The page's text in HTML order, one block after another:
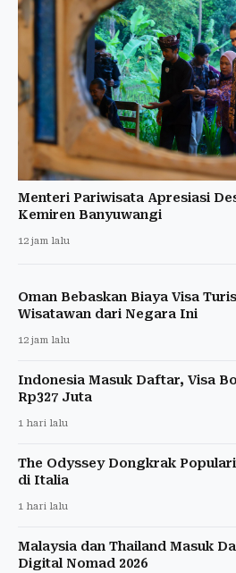
Menteri Pariwisata Apresiasi
Kemiren Banyuwangi
12 jam lalu
Oman Bebaskan Biaya Visa
Wisatawan dari Negara Ini
12 jam lalu
Indonesia Masuk Daftar, Visa
Rp327 Juta
1 hari lalu
The Odyssey Dongkrak
di Italia
1 hari lalu
Malaysia dan Thailand Masuk
Digital Nomad 2026